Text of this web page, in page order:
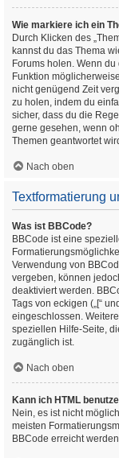
Wie markiere ich ein
Durch Klicken des
kannst du das Thema
Forums holen. Wenn
Funktion
nicht genügend Zeit
zu holen, indem du
sicher, dass du die
gerne gesehen, wenn
Themen geantwortet
Nach oben
Textformatierung
Was ist BBCode?
BBCode ist eine
Verwendung von
vergeben, können
deaktiviert werden.
Tags von eckigen („[“
eingeschlossen.
speziellen Hilfe-Seite,
zugänglich ist.
Nach oben
Kann ich HTML
Nein, es ist nicht
meisten
BBCode erreicht